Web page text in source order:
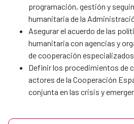
programación, gestión y
humanitaria de la
Asegurar el acuerdo de las
humanitaria con agencias y
de cooperación
Definir los procedimientos de
actores de la Cooperación
conjunta en las crisis y